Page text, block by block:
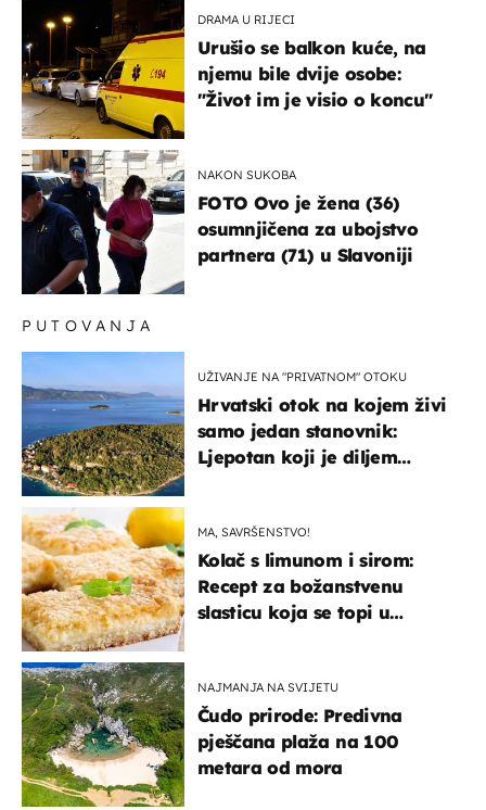
DRAMA U RIJECI
Urušio se balkon kuće, na
njemu bile dvije osobe:
"Život im je visio o koncu"
NAKON SUKOBA
FOTO Ovo je žena (36)
osumnjičena za ubojstvo
partnera (71) u Slavoniji
PUTOVANJA
UŽIVANJE NA "PRIVATNOM" OTOKU
Hrvatski otok na kojem živi
samo jedan stanovnik:
Ljepotan koji je diljem
MA, SAVRŠENSTVO!
Kolač s limunom i sirom:
Recept za božanstvenu
slasticu koja se topi u
NAJMANJA NA SVIJETU
Čudo prirode: Predivna
pješčana plaža na 100
metara od mora